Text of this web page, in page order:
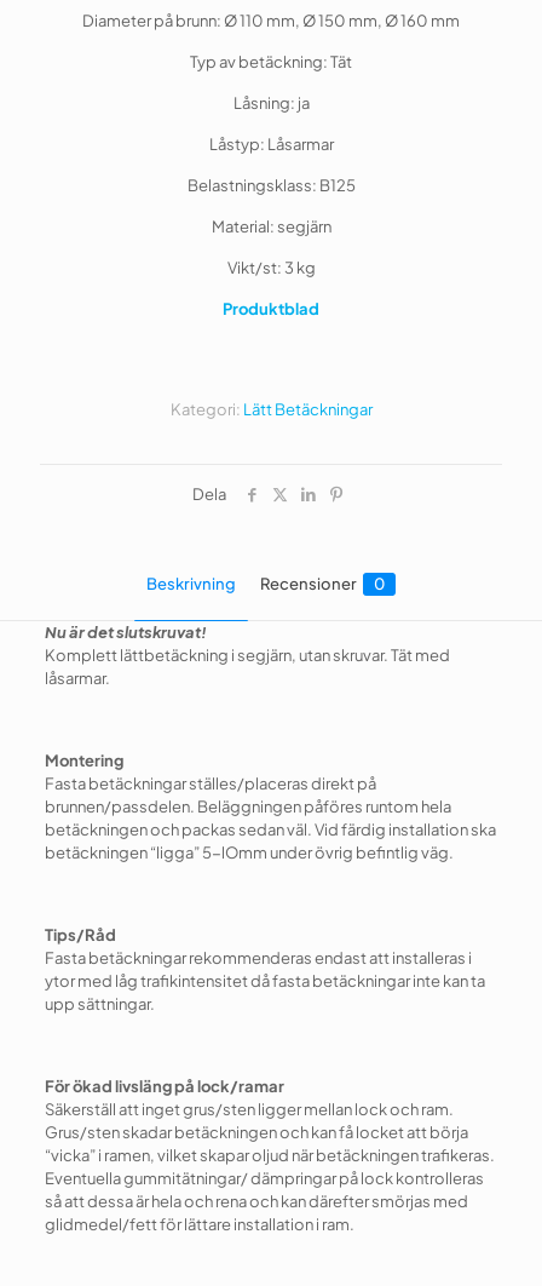
Diameter på brunn: Ø 110 mm, Ø 150 mm, Ø 160 mm
Typ av betäckning: Tät
Låsning: ja
Låstyp: Låsarmar
Belastningsklass: B125
Material: segjärn
Vikt/st: 3 kg
Produktblad
Kategori: Lätt Betäckningar
Dela
Beskrivning Recensioner 0
Nu är det slutskruvat!
Komplett lättbetäckning i segjärn, utan skruvar. Tät med
låsarmar.
Montering
Fasta betäckningar ställes/placeras direkt på
brunnen/passdelen. Beläggningen påföres runtom hela
betäckningen och packas sedan väl. Vid färdig installation ska
betäckningen “ligga” 5-lOmm under övrig befintlig väg.
Tips/Råd
Fasta betäckningar rekommenderas endast att installeras i
ytor med låg trafikintensitet då fasta betäckningar inte kan ta
upp sättningar.
För ökad livsläng på lock/ramar
Säkerställ att inget grus/sten ligger mellan lock och ram.
Grus/sten skadar betäckningen och kan få locket att börja
“vicka” i ramen, vilket skapar oljud när betäckningen trafikeras.
Eventuella gummitätningar/ dämpringar på lock kontrolleras
så att dessa är hela och rena och kan därefter smörjas med
glidmedel/fett för lättare installation i ram.